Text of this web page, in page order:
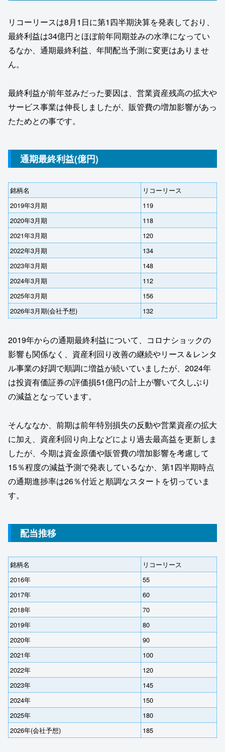
リコーリースは8月1日に第1四半期決算を発表しており、
最終利益は34億円とほぼ前年同期並みの水準になってい
るなか、通期最終利益、年間配当予測に変更はありませ
ん。
最終利益が前年並みだった要因は、営業資産残⾼の拡⼤や
サービス事業は伸⻑しましたが、販管費の増加影響があっ
たためとの事です。
通期最終利益(億円)
銘柄名
リコーリース
2019年3月期
119
2020年3月期
118
2021年3月期
120
2022年3月期
134
2023年3月期
148
2024年3月期
112
2025年3月期
156
2026年3月期(会社予想)
132
2019年からの通期最終利益について、コロナショックの
影響も関係なく、資産利回り改善の継続やリース＆レンタ
ル事業の好調で順調に増益が続いていましたが、2024年
は投資有価証券の評価損51億円の計上が響いて久しぶり
の減益となっています。
そんななか、前期は前年特別損失の反動や営業資産の拡⼤
に加え、資産利回り向上などにより過去最高益を更新しま
したが、今期は資⾦原価や販管費の増加影響を考慮して
15％程度の減益予測で発表しているなか、第1四半期時点
の通期進捗率は26％付近と順調なスタートを切っていま
す。
配当推移
銘柄名
リコーリース
2016年
55
2017年
60
2018年
70
2019年
80
2020年
90
2021年
100
2022年
120
2023年
145
2024年
150
2025年
180
2026年(会社予想)
185